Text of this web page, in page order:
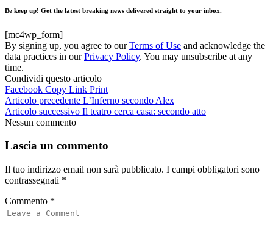
Be keep up! Get the latest breaking news delivered straight to your inbox.
[mc4wp_form]
By signing up, you agree to ourTerms of Use and acknowledge the
data practices in ourPrivacy Policy. You may unsubscribe at any
time.
Condividi questo articolo
Facebook Copy Link Print
Articolo precedente L’Inferno secondo Alex
Articolo successivo Il teatro cerca casa: secondo atto
Nessun commento
Lascia un commento
Il tuo indirizzo email non sarà pubblicato. I campi obbligatori sono
contrassegnati *
Commento *